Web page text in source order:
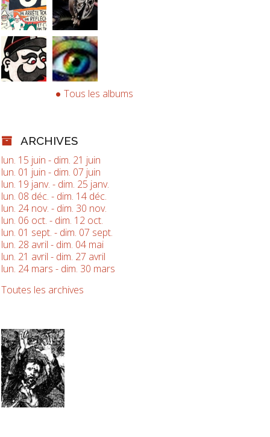
Tous les albums
ARCHIVES
lun. 15 juin - dim. 21 juin
lun. 01 juin - dim. 07 juin
lun. 19 janv. - dim. 25 janv.
lun. 08 déc. - dim. 14 déc.
lun. 24 nov. - dim. 30 nov.
lun. 06 oct. - dim. 12 oct.
lun. 01 sept. - dim. 07 sept.
lun. 28 avril - dim. 04 mai
lun. 21 avril - dim. 27 avril
lun. 24 mars - dim. 30 mars
Toutes les archives